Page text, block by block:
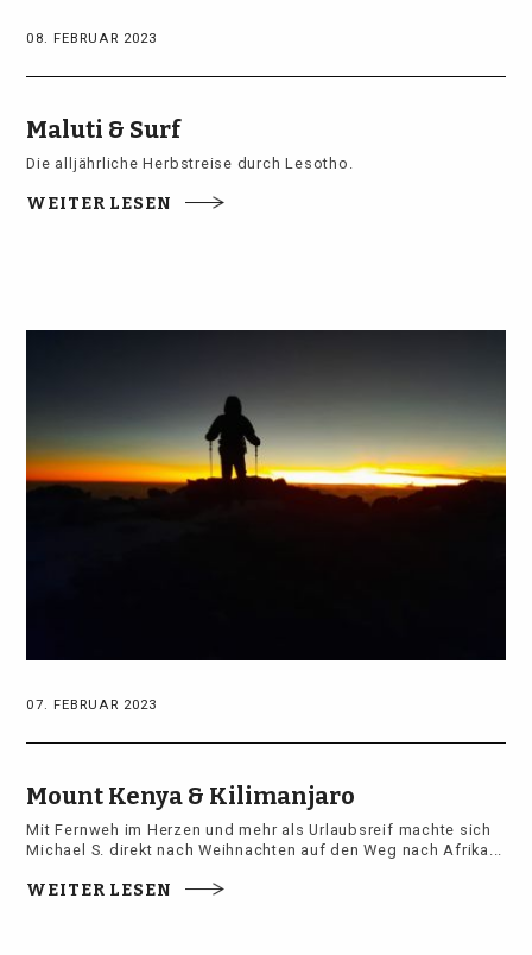
08. FEBRUAR 2023
Maluti & Surf
Die alljährliche Herbstreise durch Lesotho.
WEITER LESEN
07. FEBRUAR 2023
Mount Kenya & Kilimanjaro
Mit Fernweh im Herzen und mehr als Urlaubsreif machte sich
Michael S. direkt nach Weihnachten auf den Weg nach Afrika...
WEITER LESEN